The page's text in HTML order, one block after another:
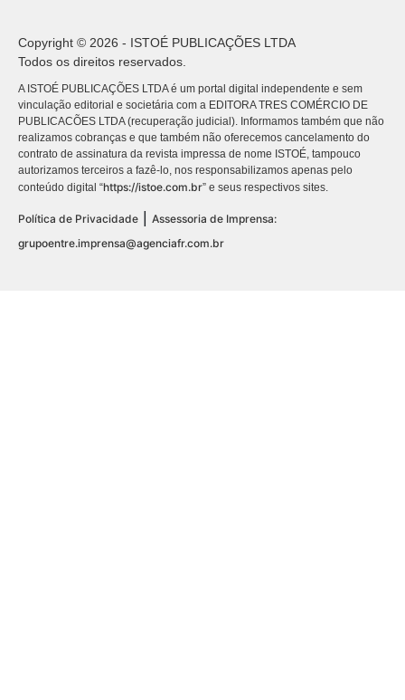
Copyright © 2026 - ISTOÉ PUBLICAÇÕES LTDA
Todos os direitos reservados.
A ISTOÉ PUBLICAÇÕES LTDA é um portal digital independente e sem
vinculação editorial e societária com a EDITORA TRES COMÉRCIO DE
PUBLICACÕES LTDA (recuperação judicial). Informamos também que não
realizamos cobranças e que também não oferecemos cancelamento do
contrato de assinatura da revista impressa de nome ISTOÉ, tampouco
autorizamos terceiros a fazê-lo, nos responsabilizamos apenas pelo
conteúdo digital “https://istoe.com.br” e seus respectivos sites.
Política de Privacidade
Assessoria de Imprensa:
grupoentre.imprensa@agenciafr.com.br